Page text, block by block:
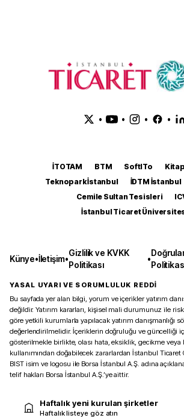
• • • •
İTOTAM BTM SoftITo
Teknopark İstanbul
İDTM İstanbul
Cemile Sultan Tesisleri
İstanbul Ticaret
Künye•İletişim•
Gizlilik ve KVKK
Politikası
•
YASAL UYARI VE SORUMLULUK REDDİ
Bu sayfada yer alan bilgi, yorum ve içerikler yatırım
değildir. Yatırım kararları, kişisel mali durumunuz ile
göre yetkili kurumlarla yapılacak yatırım danışmanlığı
değerlendirilmelidir. İçeriklerin doğruluğu ve güncelliği
gösterilmekle birlikte, olası hata, eksiklik, gecikme
kullanımından doğabilecek zararlardan İstanbul Ticaret
BIST isim ve logosu ile Borsa İstanbul A.Ş. adına
telif hakları Borsa İstanbul A.Ş.’ye aittir.
Haftalık yeni kurulan şirketler
Haftalık listeye göz atın